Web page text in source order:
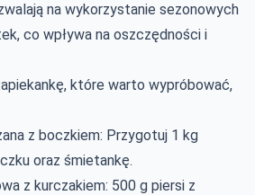
na wykorzystanie sezonowych
co wpływa na oszczędności i
które warto wypróbować,
z boczkiem: Przygotuj 1 kg
oraz śmietankę.
z kurczakiem: 500 g piersi z